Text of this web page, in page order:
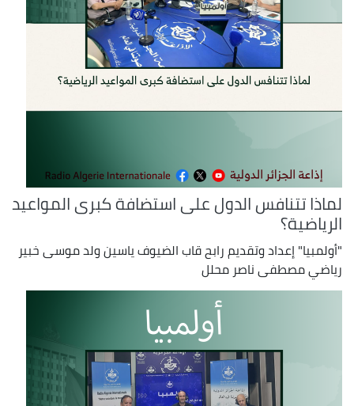
لماذا تتنافس الدول على استضافة كبرى المواعيد
الرياضية؟
"أولمبيا" إعداد وتقديم رابح قاب الضيوف ياسين ولد موسى خبير
رياضي مصطفى ناصر محلل